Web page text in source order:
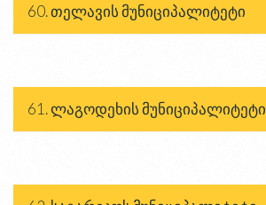
60. თელავის მუნიციპალიტეტი
61. ლაგოდეხის მუნიციპალიტეტი